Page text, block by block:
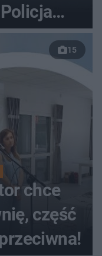
odcinek
15
chce
część